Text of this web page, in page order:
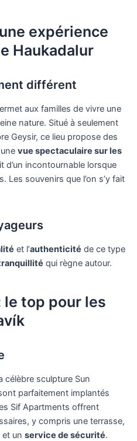
expérience
Haukadalur
différent
aux familles de vivre une
nature. Situé à seulement
Geysir, ce lieu propose des
vue spectaculaire sur les
d’un incontournable lorsque
Les souvenirs que l’on s’y fait
et l’authenticité de ce type
qui règne autour.
top pour les
célèbre sculpture Sun
parfaitement implantés
Sif Apartments offrent
y compris une terrasse,
et un service de sécurité.